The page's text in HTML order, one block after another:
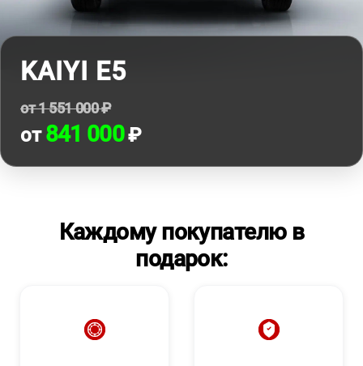
KAIYI E5
от 1 551 000 ₽
от841 000₽
Каждому покупателю в
подарок: